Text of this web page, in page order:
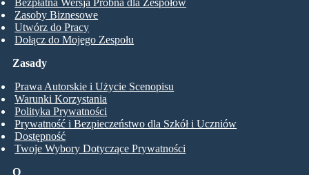
Zasoby Biznesowe
Utwórz do Pracy
Dołącz do Mojego Zespołu
O
Zasady
Prawa Autorskie i Użycie Scenopisu
Warunki Korzystania
Polityka Prywatności
Prywatność i Bezpieczeństwo dla Szkół i Uczniów
Dostępność
Twoje Wybory Dotyczące Prywatności